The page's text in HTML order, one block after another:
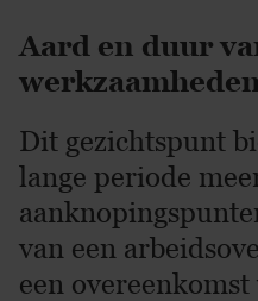
Aard en duur
Dit gezichtspunt
lange periode
van een
een